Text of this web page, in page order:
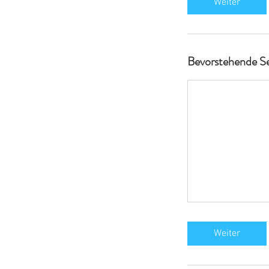
Weiter
Bevorstehende
Weiter